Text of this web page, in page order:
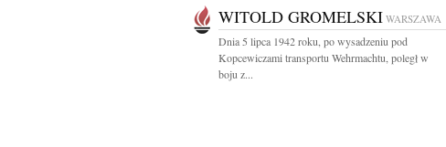
WITOLD GROMELSKI WARSZAWA
Dnia 5 lipca 1942 roku, po wysadzeniu pod
Kopcewiczami transportu Wehrmachtu, poległ w
boju z...